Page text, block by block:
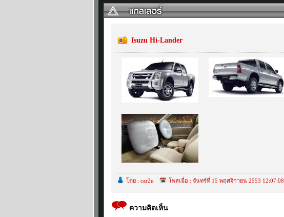
Isuzu Hi-Lander
โดย : car2u โพสเมื่อ : จันทร์ที่ 15 พฤศจิกายน 2553 12:07:08
ความคิดเห็น